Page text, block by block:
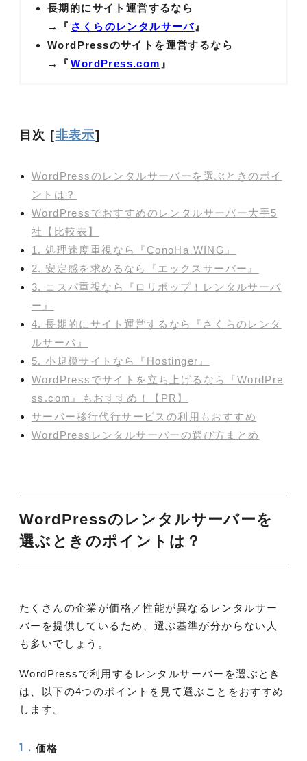
長期的にサイト運営するなら
→『 さくらのレンタルサーバ 』
WordPressのサイトを運営するなら
→『 WordPress.com 』
目次 [非表示]
WordPressのレンタルサーバーを選ぶときのポイ
ントは？
WordPressでおすすめのレンタルサーバー大手5
社【比較表】
1. 処理速度重視なら『ConoHa WING』
2. 安定感を求めるなら『エックスサーバー』
3. コスパ重視なら『ロリポップ！レンタルサーバ
ー』
4. 長期的にサイト運営するなら『さくらのレンタ
ルサーバ』
5. 小規模サイトなら『Hostinger』
WordPressでサイトを立ち上げるなら『WordPre
ss.com』もおすすめ！【PR】
サーバー移行代行サービスの利用もおすすめ
WordPressレンタルサーバーの選び方まとめ
WordPressのレンタルサーバーを
選ぶときのポイントは？
たくさんの企業が価格／性能が異なるレンタルサー
バーを提供しているため、選ぶ基準が分からない人
も多いでしょう。
WordPressで利用するレンタルサーバーを選ぶとき
は、以下の4つのポイントを見て選ぶことをおすすめ
します。
価格